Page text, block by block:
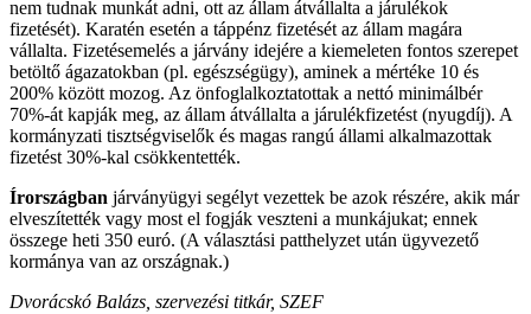
nem tudnak munkát adni, ott az állam átvállalta a járulékok
fizetését). Karatén esetén a táppénz fizetését az állam magára
vállalta. Fizetésemelés a járvány idejére a kiemeleten fontos szerepet
betöltő ágazatokban (pl. egészségügy), aminek a mértéke 10 és
200% között mozog. Az önfoglalkoztatottak a nettó minimálbér
70%-át kapják meg, az állam átvállalta a járulékfizetést (nyugdíj). A
kormányzati tisztségviselők és magas rangú állami alkalmazottak
fizetést 30%-kal csökkentették.
Írországban járványügyi segélyt vezettek be azok részére, akik már
elveszítették vagy most el fogják veszteni a munkájukat; ennek
összege heti 350 euró. (A választási patthelyzet után ügyvezető
kormánya van az országnak.)
Dvorácskó Balázs, szervezési titkár, SZEF